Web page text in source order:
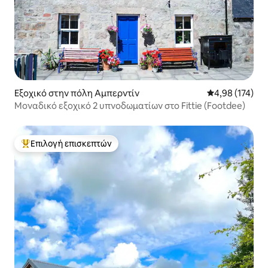
Εξοχικό στην πόλη Αμπερντίν Μέση
4,98 (174)
Μοναδικό εξοχικό 2 υπνοδωματίων στο Fittie (Footdee)
Κορυφαία επιλογή επισκεπτών
Επιλογή επισκεπτών